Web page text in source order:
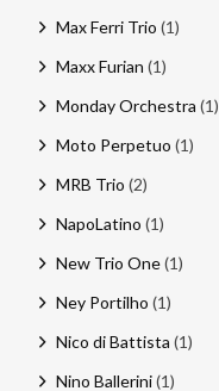
Max Ferri Trio (1)
Maxx Furian (1)
Monday Orchestra (1)
Moto Perpetuo (1)
MRB Trio (2)
NapoLatino (1)
New Trio One(1)
Ney Portilho (1)
Nico di Battista (1)
Nino Ballerini(1)